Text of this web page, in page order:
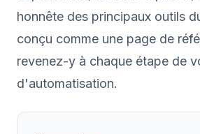
honnête des principaux outils
conçu comme une page de
revenez-y à chaque étape de
d'automatisation.